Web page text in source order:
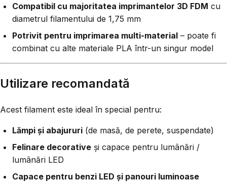
Compatibil cu majoritatea imprimantelor 3D FDM cu
diametrul filamentului de 1,75 mm
Potrivit pentru imprimarea multi-material – poate fi
combinat cu alte materiale PLA într-un singur model
Utilizare recomandată
Acest filament este ideal în special pentru:
Lămpi și abajururi (de masă, de perete, suspendate)
Felinare decorative și capace pentru lumânări /
lumânări LED
Capace pentru benzi LED și panouri luminoase